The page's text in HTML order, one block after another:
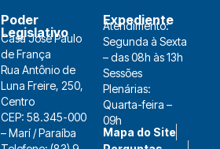
Poder
Legislativo
Casa José Paulo
de França
Rua Antônio de
Luna Freire, 250,
Centro
CEP: 58.345-000
– Marí / Paraíba
Expediente
Atendimento:
Segunda à Sexta
– das 08h às 13h
Sessões
Plenárias:
Quarta-feira –
09h
Mapa do Site